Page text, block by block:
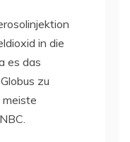
in die
es das
zu